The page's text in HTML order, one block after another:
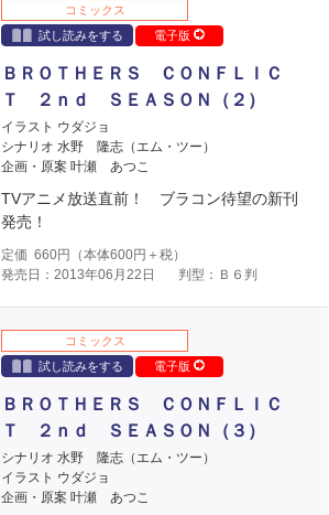
コミックス
試し読みをする
電子版
ＢＲＯＴＨＥＲＳ ＣＯＮＦＬＩＣ
Ｔ ２ｎｄ ＳＥＡＳＯＮ（２）
イラスト ウダジョ
シナリオ 水野 隆志（エム・ツー）
企画・原案 叶瀬 あつこ
TVアニメ放送直前！ ブラコン待望の新刊
発売！
定価 660円（本体600円＋税）
発売日：2013年06月22日
判型：Ｂ６判
コミックス
試し読みをする
電子版
ＢＲＯＴＨＥＲＳ ＣＯＮＦＬＩＣ
Ｔ ２ｎｄ ＳＥＡＳＯＮ（３）
シナリオ 水野 隆志（エム・ツー）
イラスト ウダジョ
企画・原案 叶瀬 あつこ